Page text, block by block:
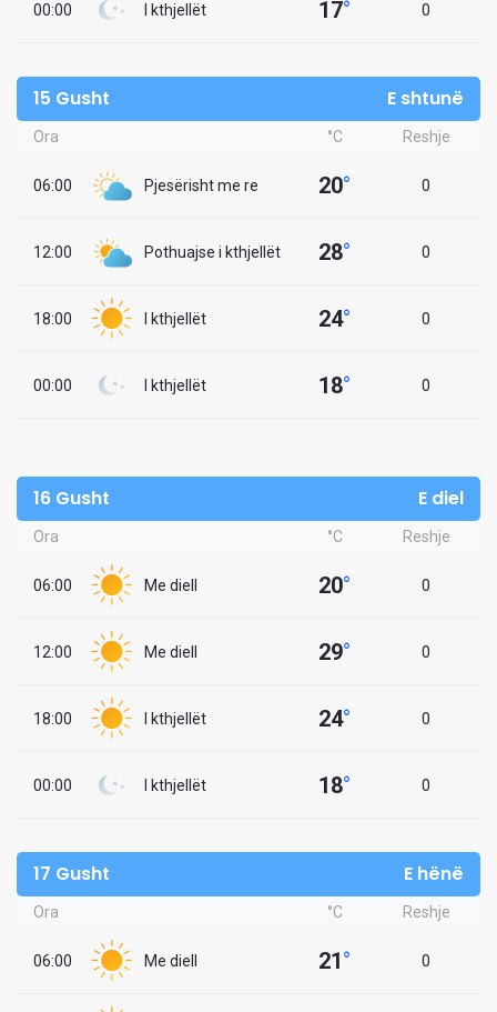
00:00 I kthjellët 17° 0
15 Gusht E shtunë
Ora °C Reshje
06:00 Pjesërisht me re 20° 0
12:00 Pothuajse i kthjellët 28° 0
18:00 I kthjellët 24° 0
00:00 I kthjellët 18° 0
16 Gusht E diel
Ora °C Reshje
06:00 Me diell 20° 0
12:00 Me diell 29° 0
18:00 I kthjellët 24° 0
00:00 I kthjellët 18° 0
17 Gusht E hënë
Ora °C Reshje
06:00 Me diell 21° 0